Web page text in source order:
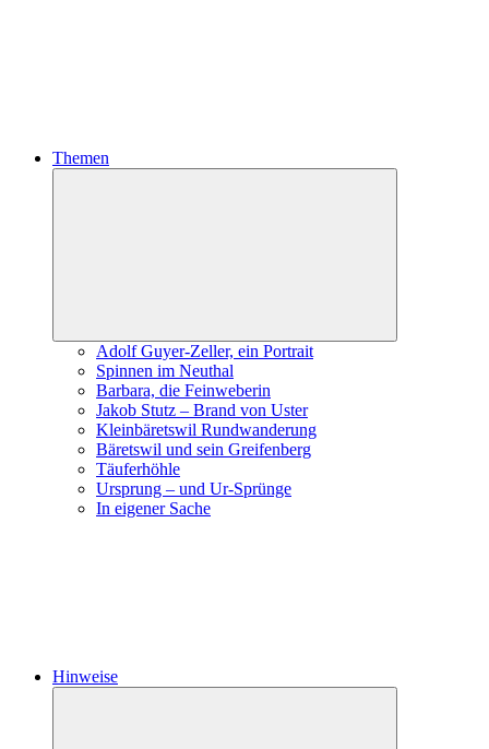
Themen
Adolf Guyer-Zeller, ein Portrait
Spinnen im Neuthal
Barbara, die Feinweberin
Jakob Stutz – Brand von Uster
Kleinbäretswil Rundwanderung
Bäretswil und sein Greifenberg
Täuferhöhle
Ursprung – und Ur-Sprünge
In eigener Sache
Hinweise